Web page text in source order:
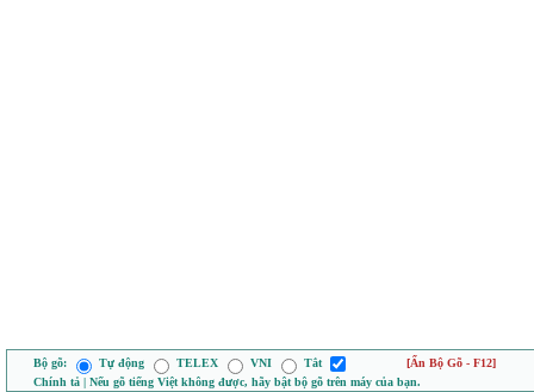
Bộ gõ: Tự động TELEX VNI Tắt
[Ẩn Bộ Gõ - F12]
Chính tả | Nếu gõ tiếng Việt không được, hãy bật bộ gõ trên máy của bạn.